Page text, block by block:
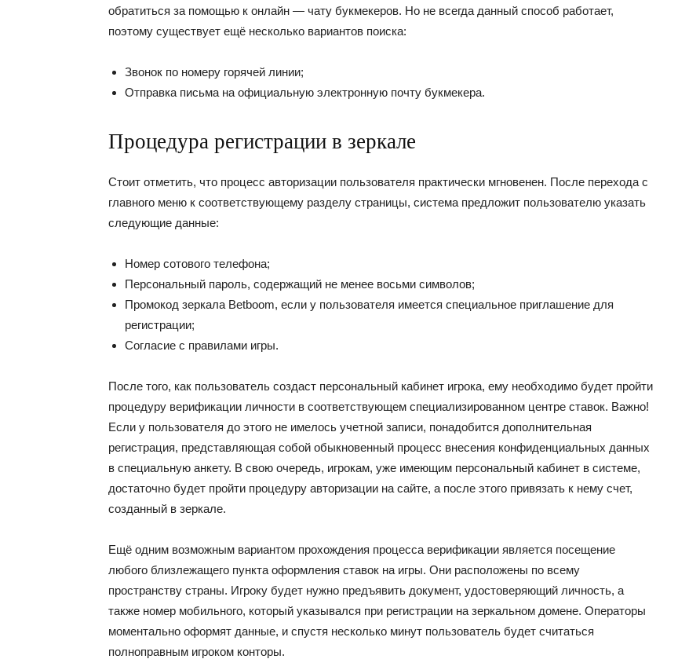
обратиться за помощью к онлайн — чату букмекеров. Но не всегда данный способ работает,
поэтому существует ещё несколько вариантов поиска:
Звонок по номеру горячей линии;
Отправка письма на официальную электронную почту букмекера.
Процедура регистрации в зеркале
Стоит отметить, что процесс авторизации пользователя практически мгновенен. После перехода с
главного меню к соответствующему разделу страницы, система предложит пользователю указать
следующие данные:
Номер сотового телефона;
Персональный пароль, содержащий не менее восьми символов;
Промокод зеркала Betboom, если у пользователя имеется специальное приглашение для
регистрации;
Согласие с правилами игры.
После того, как пользователь создаст персональный кабинет игрока, ему необходимо будет пройти
процедуру верификации личности в соответствующем специализированном центре ставок. Важно!
Если у пользователя до этого не имелось учетной записи, понадобится дополнительная
регистрация, представляющая собой обыкновенный процесс внесения конфиденциальных данных
в специальную анкету. В свою очередь, игрокам, уже имеющим персональный кабинет в системе,
достаточно будет пройти процедуру авторизации на сайте, а после этого привязать к нему счет,
созданный в зеркале.
Ещё одним возможным вариантом прохождения процесса верификации является посещение
любого близлежащего пункта оформления ставок на игры. Они расположены по всему
пространству страны. Игроку будет нужно предъявить документ, удостоверяющий личность, а
также номер мобильного, который указывался при регистрации на зеркальном домене. Операторы
моментально оформят данные, и спустя несколько минут пользователь будет считаться
полноправным игроком конторы.